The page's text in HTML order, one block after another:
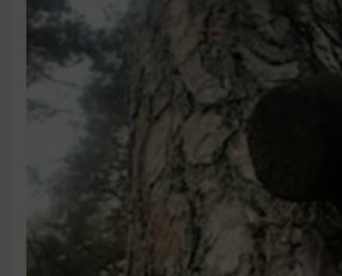
znalazł
niewybuch
na
drzewie